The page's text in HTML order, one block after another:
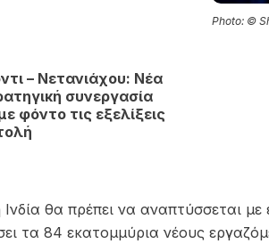
– Νετανιάχου: Νέα
συνεργασία
φόντο τις εξελίξεις
Photo: ©
θα πρέπει να αναπτύσσεται
τα 84 εκατομμύρια νέους